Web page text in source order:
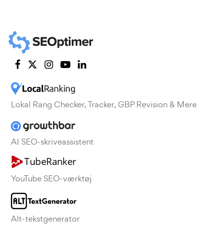
Lokal Rang Checker, Tracker, GBP Revision & Mere
AI SEO-skriveassistent
YouTube SEO-værktøj
Alt-tekstgenerator